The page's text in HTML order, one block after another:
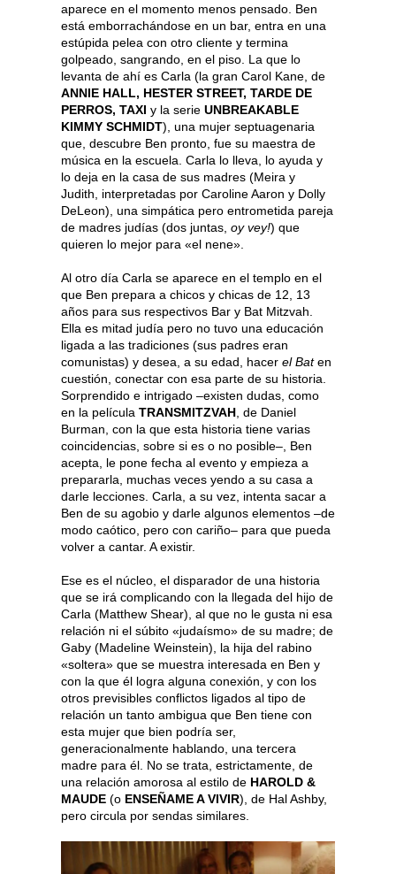
aparece en el momento menos pensado. Ben
está emborrachándose en un bar, entra en una
estúpida pelea con otro cliente y termina
golpeado, sangrando, en el piso. La que lo
levanta de ahí es Carla (la gran Carol Kane, de
ANNIE HALL, HESTER STREET, TARDE DE
PERROS, TAXI y la serie UNBREAKABLE
KIMMY SCHMIDT), una mujer septuagenaria
que, descubre Ben pronto, fue su maestra de
música en la escuela. Carla lo lleva, lo ayuda y
lo deja en la casa de sus madres (Meira y
Judith, interpretadas por Caroline Aaron y Dolly
DeLeon), una simpática pero entrometida pareja
de madres judías (dos juntas, oy vey!) que
quieren lo mejor para «el nene».
Al otro día Carla se aparece en el templo en el
que Ben prepara a chicos y chicas de 12, 13
años para sus respectivos Bar y Bat Mitzvah.
Ella es mitad judía pero no tuvo una educación
ligada a las tradiciones (sus padres eran
comunistas) y desea, a su edad, hacer el Baten
cuestión, conectar con esa parte de su historia.
Sorprendido e intrigado –existen dudas, como
en la película TRANSMITZVAH , de Daniel
Burman, con la que esta historia tiene varias
coincidencias, sobre si es o no posible–, Ben
acepta, le pone fecha al evento y empieza a
prepararla, muchas veces yendo a su casa a
darle lecciones. Carla, a su vez, intenta sacar a
Ben de su agobio y darle algunos elementos –de
modo caótico, pero con cariño– para que pueda
volver a cantar. A existir.
Ese es el núcleo, el disparador de una historia
que se irá complicando con la llegada del hijo de
Carla (Matthew Shear), al que no le gusta ni esa
relación ni el súbito «judaísmo» de su madre; de
Gaby (Madeline Weinstein), la hija del rabino
«soltera» que se muestra interesada en Ben y
con la que él logra alguna conexión, y con los
otros previsibles conflictos ligados al tipo de
relación un tanto ambigua que Ben tiene con
esta mujer que bien podría ser,
generacionalmente hablando, una tercera
madre para él. No se trata, estrictamente, de
una relación amorosa al estilo de HAROLD &
MAUDE (o ENSEÑAME A VIVIR), de Hal Ashby,
pero circula por sendas similares.